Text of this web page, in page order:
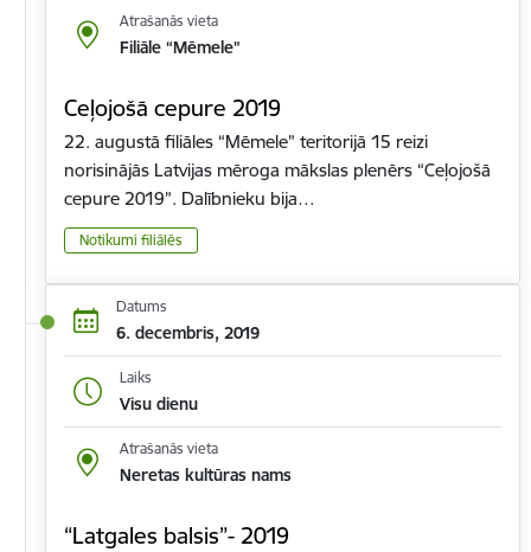
Atrašanās vieta
Filiāle “Mēmele”
Ceļojošā cepure 2019
22. augustā filiāles “Mēmele” teritorijā 15 reizi
norisinājās Latvijas mēroga mākslas plenērs “Ceļojošā
cepure 2019”. Dalībnieku bija…
Notikumi filiālēs
Datums
6. decembris, 2019
Laiks
Visu dienu
Atrašanās vieta
Neretas kultūras nams
“Latgales balsis”- 2019